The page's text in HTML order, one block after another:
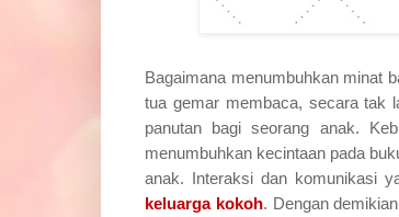
Bagaimana menumbuhkan minat
tua gemar membaca, secara tak
panutan bagi seorang anak.
menumbuhkan kecintaan pada
anak. Interaksi dan komunikasi
keluarga kokoh. Dengan